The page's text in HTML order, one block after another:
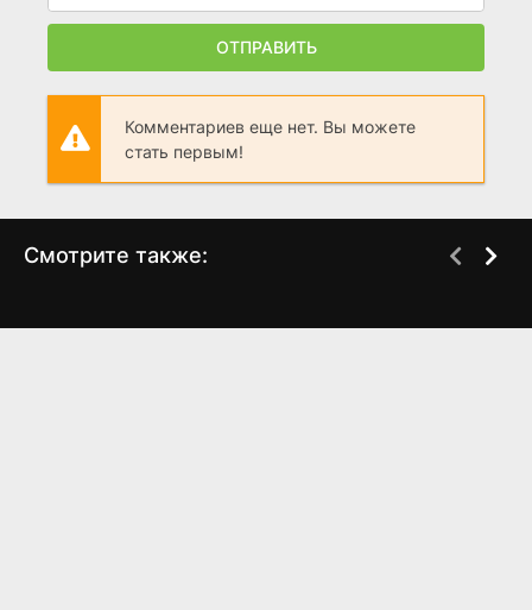
ОТПРАВИТЬ
Комментариев еще нет. Вы можете
стать первым!
Смотрите также: